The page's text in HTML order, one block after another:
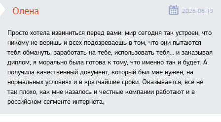
Олена 2026-06-19
Просто хотела извиниться перед вами: мир сегодня так устроен, что
никому не веришь и всех подозреваешь в том, что они пытаются
тебя обмануть, заработать на тебе, использовать тебя... и заказывая
диплом, я морально была готова к тому, что именно так и будет. А
получила качественный документ, который был мне нужен, на
нормальных условиях и в кратчайшие сроки. Оказывается, все не
так плохо, как мне казалось и честные компании работают и в
российском сегменте интернета.